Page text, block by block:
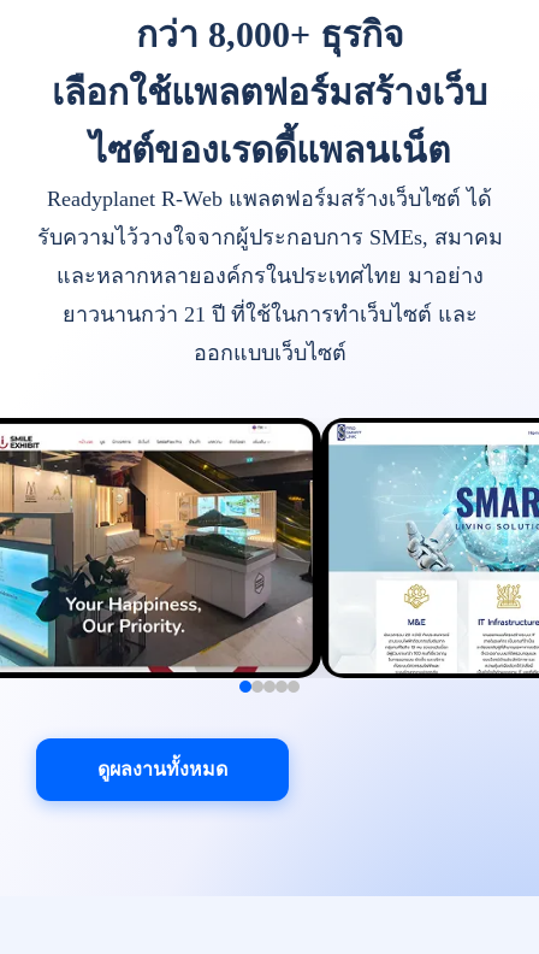
กว่า 8,000+ ธุรกิจ
เลือกใช้แพลตฟอร์มสร้างเว็บ
ไซต์ของเรดดี้แพลนเน็ต
Readyplanet R-Web แพลตฟอร์มสร้างเว็บไซต์ ได้
รับความไว้วางใจจากผู้ประกอบการ SMEs, สมาคม
และหลากหลายองค์กรในประเทศไทย มาอย่าง
ยาวนานกว่า 21 ปี ที่ใช้ในการทำเว็บไซต์ และ
ออกแบบเว็บไซต์
ดูผลงานทั้งหมด